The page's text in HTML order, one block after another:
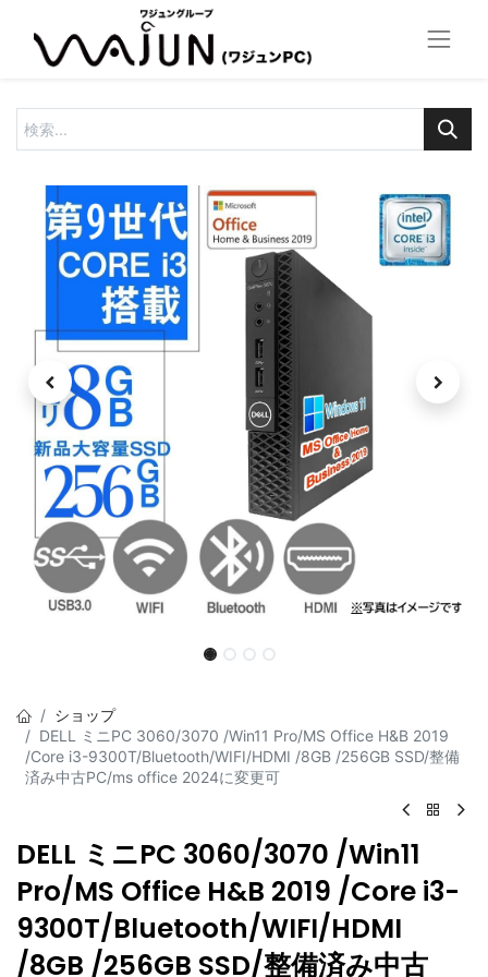
ショップ
DELL ミニPC 3060/3070 /Win11 Pro/MS Office H&B 2019
/Core i3-9300T/Bluetooth/WIFI/HDMI /8GB /256GB SSD/整備
済み中古PC/ms office 2024に変更可
DELL ミニPC 3060/3070 /Win11
Pro/MS Office H&B 2019 /Core i3-
9300T/Bluetooth/WIFI/HDMI
/8GB /256GB SSD/整備済み中古